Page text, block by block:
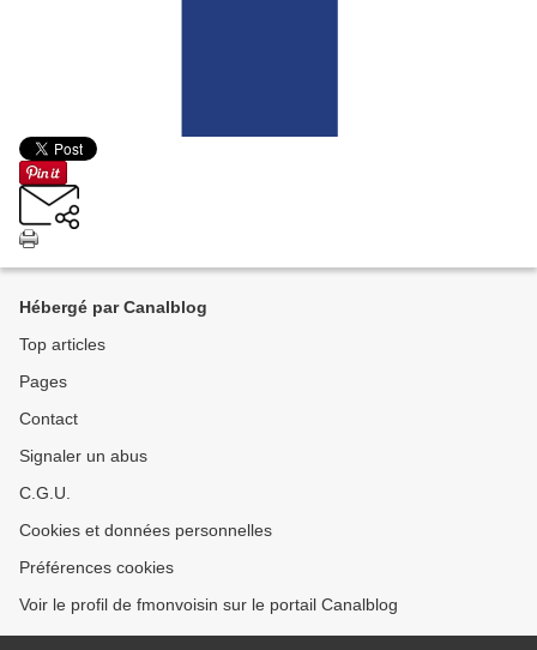
Hébergé par Canalblog
Top articles
Pages
Contact
Signaler un abus
C.G.U.
Cookies et données personnelles
Préférences cookies
Voir le profil de fmonvoisin sur le portail Canalblog